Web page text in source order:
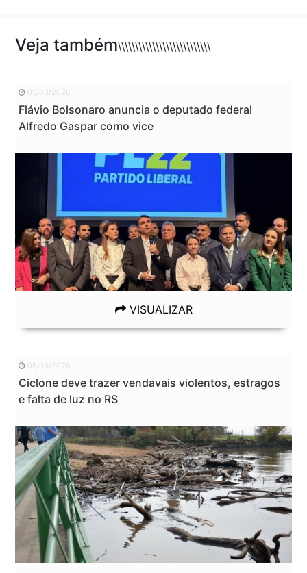
Veja também\\\\\\\\\\\\\\\\\\\\\\\\\\\
05/08/2026
Flávio Bolsonaro anuncia o deputado federal
Alfredo Gaspar como vice
VISUALIZAR
05/08/2026
Ciclone deve trazer vendavais violentos, estragos
e falta de luz no RS